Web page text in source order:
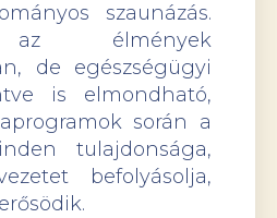
szaunázás.
az élmények
de egészségügyi
is elmondható,
során a
tulajdonsága,
befolyásolja,